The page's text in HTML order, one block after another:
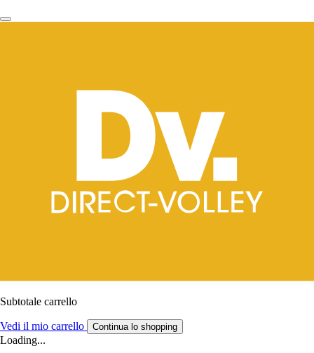
Subtotale carrello
Vedi il mio carrello Continua lo shopping
Loading...